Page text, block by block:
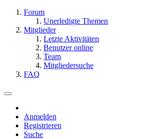
Forum
Unerledigte Themen
Mitglieder
Letzte Aktivitäten
Benutzer online
Team
Mitgliedersuche
FAQ
Anmelden
Registrieren
Suche